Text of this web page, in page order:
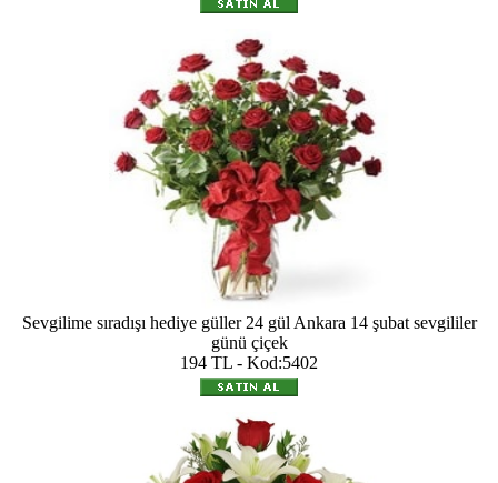
Sevgilime sıradışı hediye güller 24 gül Ankara 14 şubat sevgililer
günü çiçek
194 TL - Kod:5402